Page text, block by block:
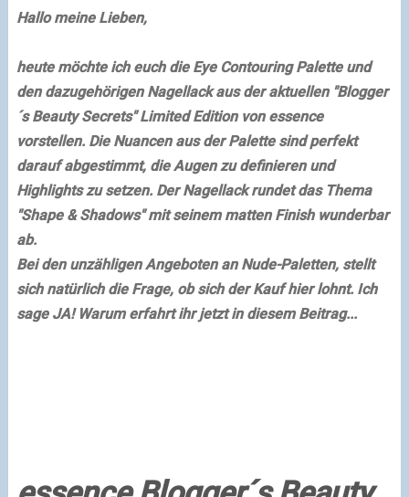
Hallo meine Lieben,
heute möchte ich euch die Eye Contouring Palette und
den dazugehörigen Nagellack aus der aktuellen "Blogger
´s Beauty Secrets" Limited Edition von essence
vorstellen. Die Nuancen aus der Palette sind perfekt
darauf abgestimmt, die Augen zu definieren und
Highlights zu setzen. Der Nagellack rundet das Thema
"Shape & Shadows" mit seinem matten Finish wunderbar
ab.
Bei den unzähligen Angeboten an Nude-Paletten, stellt
sich natürlich die Frage, ob sich der Kauf hier lohnt. Ich
sage JA! Warum erfahrt ihr jetzt in diesem Beitrag...